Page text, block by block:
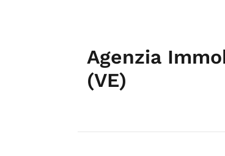
Agenzia
(VE)